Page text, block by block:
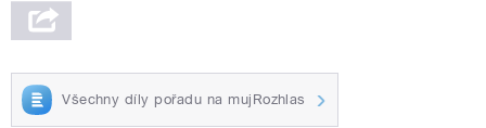
Všechny díly pořadu na mujRozhlas